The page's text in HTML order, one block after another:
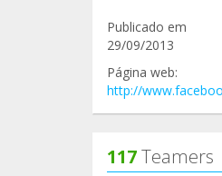
Publicado em
29/09/2013
Página web:
http://
117Teamers